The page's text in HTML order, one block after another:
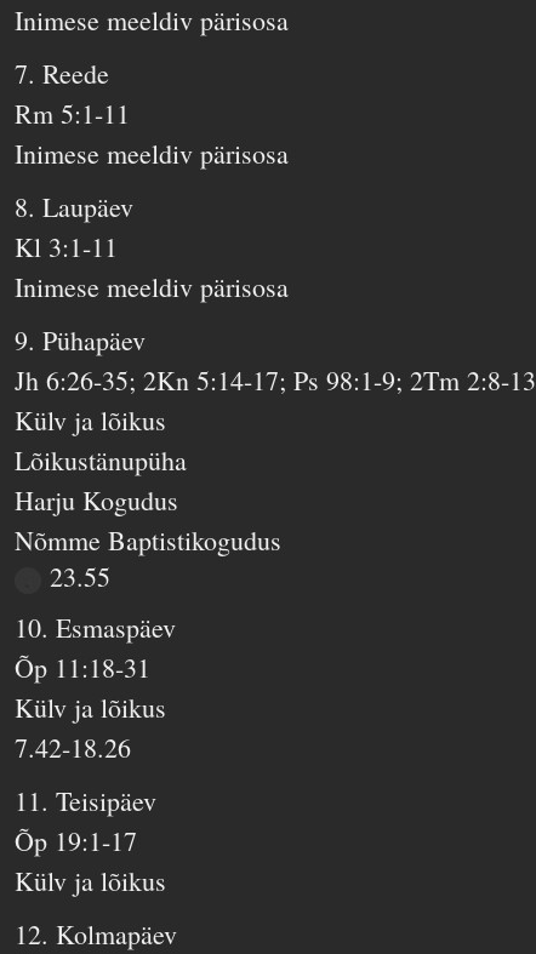
Inimese meeldiv pärisosa
7. Reede
Rm 5:1-11
Inimese meeldiv pärisosa
8. Laupäev
Kl 3:1-11
Inimese meeldiv pärisosa
9. Pühapäev
Jh 6:26-35; 2Kn 5:14-17; Ps 98:1-9; 2Tm 2:8-13
Külv ja lõikus
Lõikustänupüha
Harju Kogudus
Nõmme Baptistikogudus
23.55
10. Esmaspäev
Õp 11:18-31
Külv ja lõikus
7.42-18.26
11. Teisipäev
Õp 19:1-17
Külv ja lõikus
12. Kolmapäev